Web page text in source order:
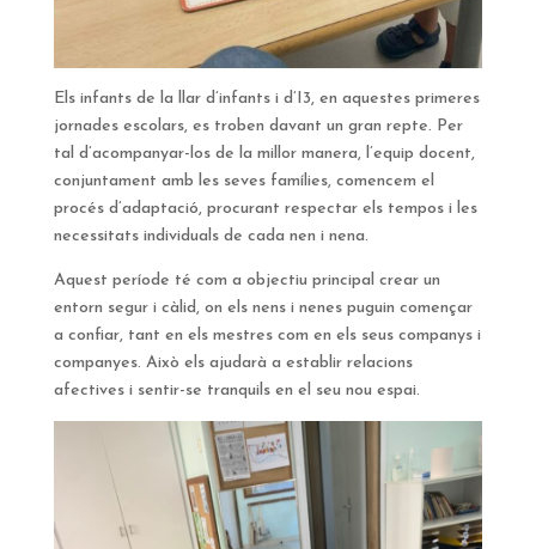
Els infants de la llar d’infants i d’I3, en aquestes primeres
jornades escolars, es troben davant un gran repte. Per
tal d’acompanyar-los de la millor manera, l’equip docent,
conjuntament amb les seves famílies, comencem el
procés d’adaptació, procurant respectar els tempos i les
necessitats individuals de cada nen i nena.
Aquest període té com a objectiu principal crear un
entorn segur i càlid, on els nens i nenes puguin començar
a confiar, tant en els mestres com en els seus companys i
companyes. Això els ajudarà a establir relacions
afectives i sentir-se tranquils en el seu nou espai.